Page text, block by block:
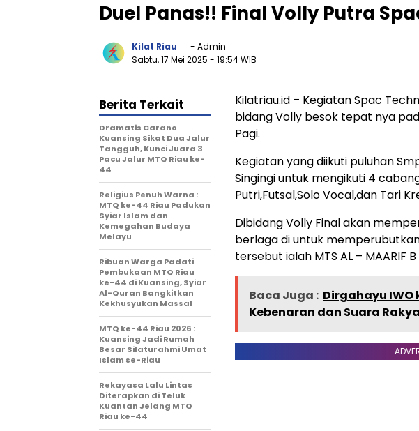
Duel Panas!! Final Volly Putra
Kilat Riau
- Admin
Sabtu, 17 Mei 2025 - 19:54 WIB
Kilatriau.id – Kegiatan Spac
bidang Volly besok tepat nya
Pagi.
Kegiatan yang diikuti puluhan
Singingi untuk mengikuti 4
Putri,Futsal,Solo Vocal,dan Tari
Dibidang Volly Final akan
berlaga di untuk
tersebut ialah MTS AL – MAARIF
Baca Juga : Dirgahayu IWO
Kebenaran dan Suara
Berita Terkait
Dramatis Carano
Kuansing Sikat Dua Jalur
Tangguh, Kunci Juara 3
Pacu Jalur MTQ Riau ke-
44
Religius Penuh Warna :
MTQ ke-44 Riau Padukan
Syiar Islam dan
Kemegahan Budaya
Melayu
Ribuan Warga Padati
Pembukaan MTQ Riau
ke-44 di Kuansing, Syiar
Al-Quran Bangkitkan
Kekhusyukan Massal
MTQ ke-44 Riau 2026 :
Kuansing Jadi Rumah
Besar Silaturahmi Umat
Islam se-Riau
Rekayasa Lalu Lintas
Diterapkan di Teluk
Kuantan Jelang MTQ
Riau ke-44